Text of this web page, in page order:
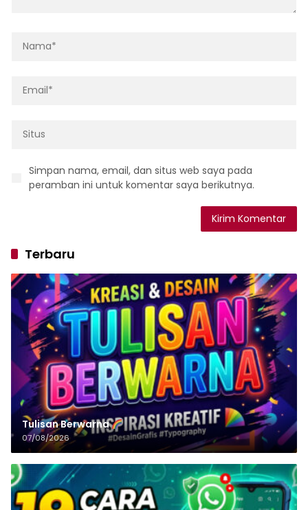
Simpan nama, email, dan situs web saya pada
peramban ini untuk komentar saya berikutnya.
Terbaru
Tulisan‌‌‌‌‌‌‌‌‌‌‌‌‌‌‌‌ Berwarna
07/08/2026